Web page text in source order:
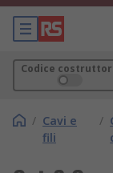
Codice
/ Cavi e
fili
/